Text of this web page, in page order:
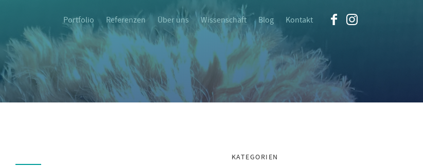
Portfolio Referenzen Über uns Wissenschaft Blog Kontakt
KATEGORIEN